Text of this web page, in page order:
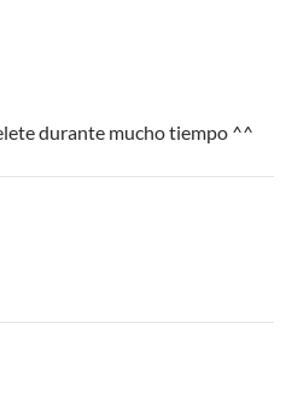
durante mucho tiempo ^^